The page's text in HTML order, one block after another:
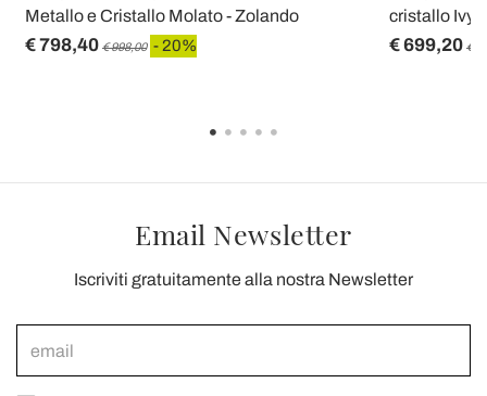
Metallo e Cristallo Molato - Zolando
€ 798,40 € 998,00 - 20%
cristallo Ivy,
€ 699,20 €
Email Newsletter
Iscriviti gratuitamente alla nostra Newsletter